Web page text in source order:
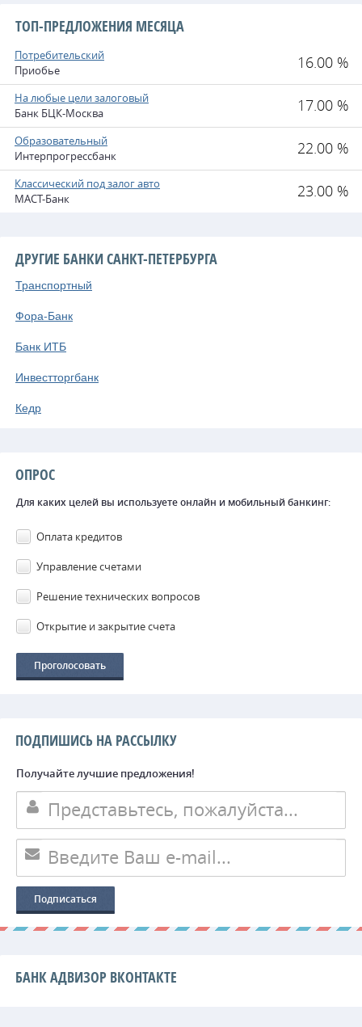
ТОП-ПРЕДЛОЖЕНИЯ МЕСЯЦА
Потребительский
Приобье
16.00 %
На любые цели залоговый
Банк БЦК-Москва
17.00 %
Образовательный
Интерпрогрессбанк
22.00 %
Классический под залог авто
МАСТ-Банк
23.00 %
ДРУГИЕ БАНКИ САНКТ-ПЕТЕРБУРГА
Транспортный
Фора-Банк
Банк ИТБ
Инвестторгбанк
Кедр
ОПРОС
Для каких целей вы используете онлайн и мобильный банкинг:
Оплата кредитов
Управление счетами
Решение технических вопросов
Открытие и закрытие счета
ПОДПИШИСЬ НА РАССЫЛКУ
Получайте лучшие предложения!
БАНК АДВИЗОР ВКОНТАКТЕ